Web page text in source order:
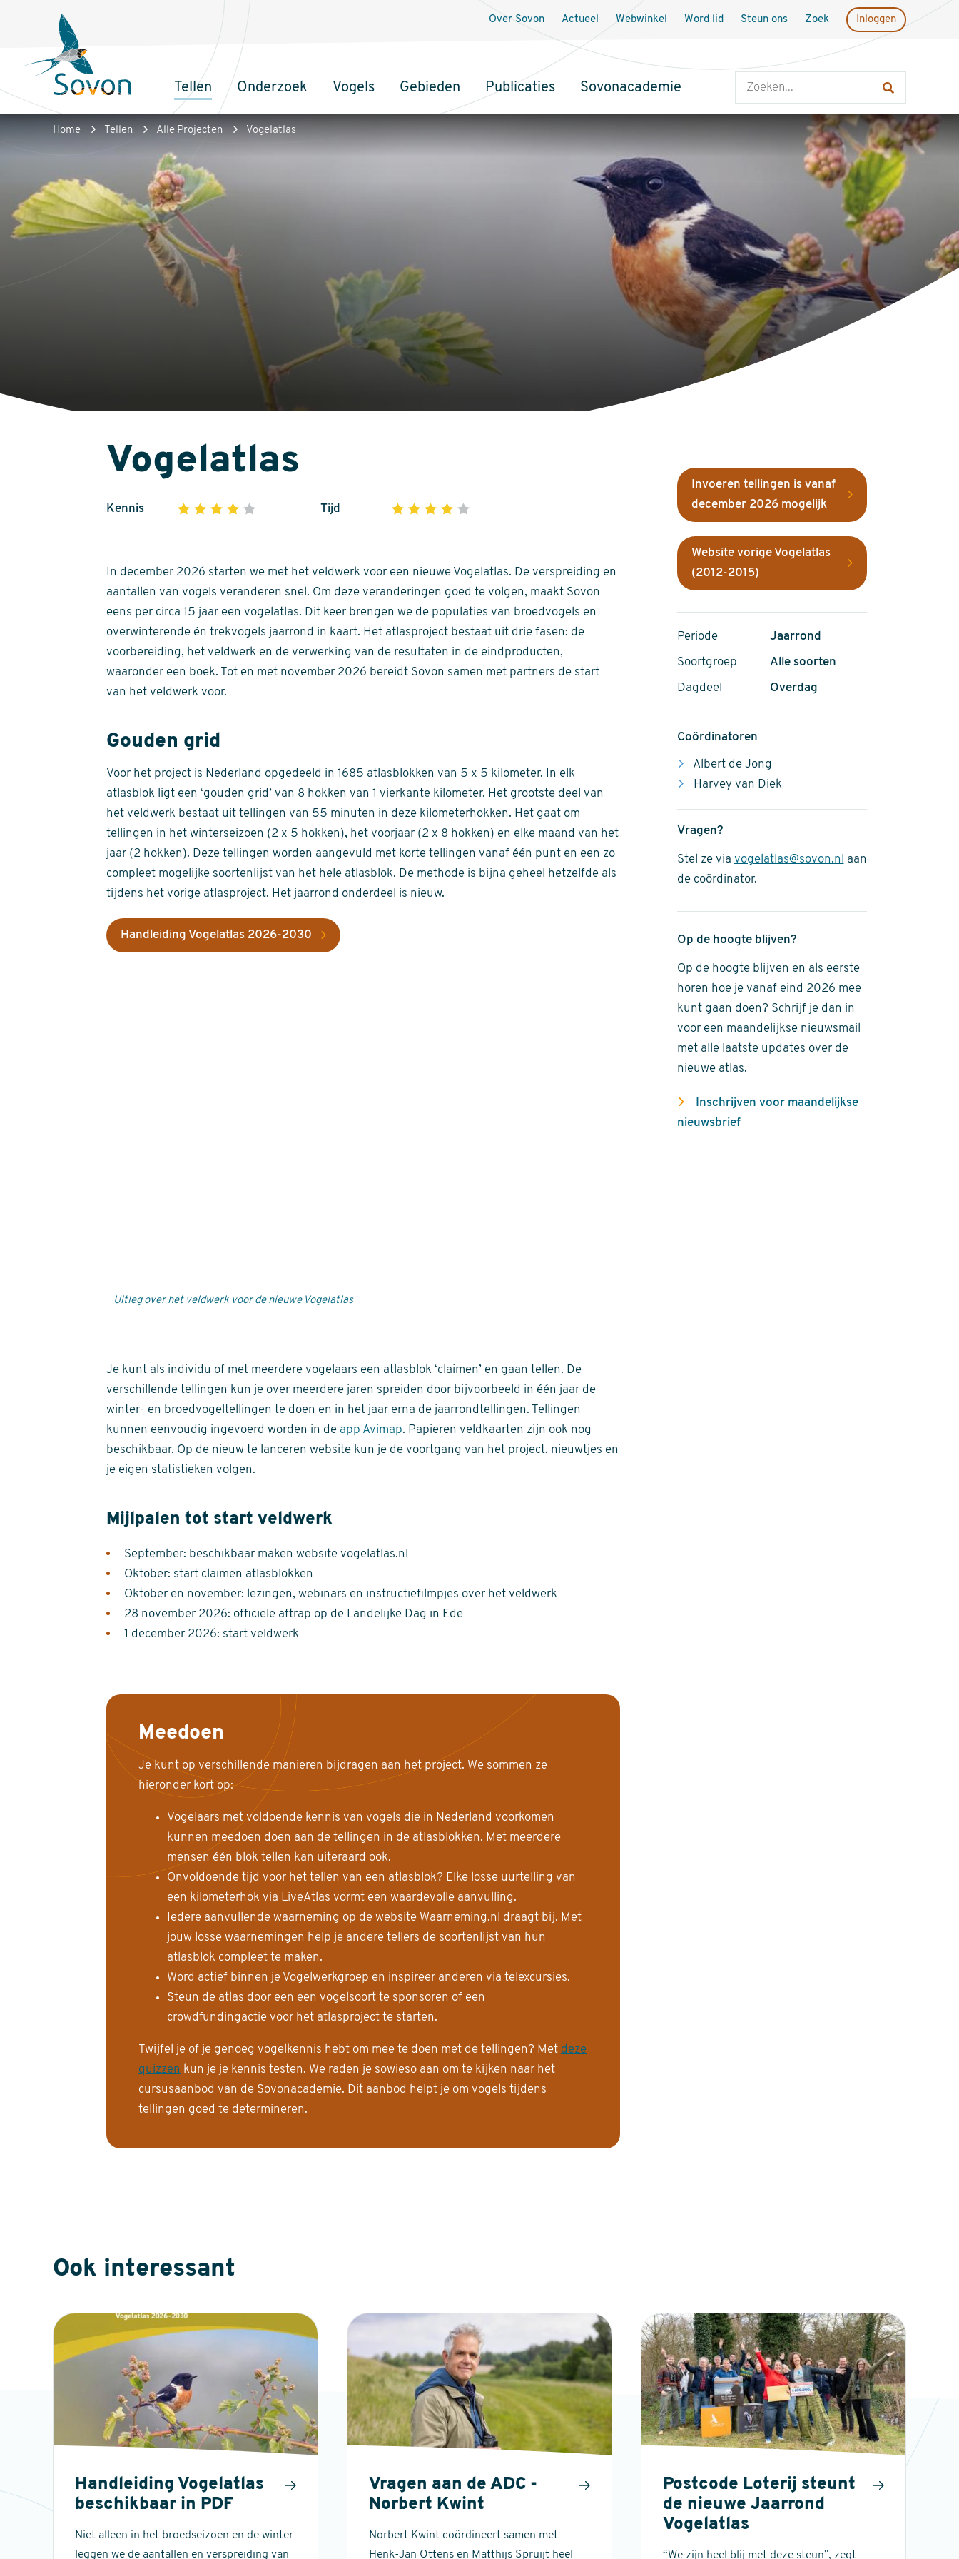
inhoud
Sovon
Homepage
Hoofdnavigatie
Tellen Onderzoek Vogels Gebieden Publicaties Sovonacademie
Over Sovon Actueel Webwinkel Word lid Steun ons Zoek Inloggen
Kruimelpad
Home Tellen Alle Projecten Vogelatlas
Vogelatlas
Kennis 1 2 3 4
of
5
stars
Tijd 1 2 3 4
of
5
stars
In december 2026 starten we met het veldwerk voor een nieuwe Vogelatlas. De verspreiding en
aantallen van vogels veranderen snel. Om deze veranderingen goed te volgen, maakt Sovon
eens per circa 15 jaar een vogelatlas. Dit keer brengen we de populaties van broedvogels en
overwinterende én trekvogels jaarrond in kaart. Het atlasproject bestaat uit drie fasen: de
voorbereiding, het veldwerk en de verwerking van de resultaten in de eindproducten,
waaronder een boek. Tot en met november 2026 bereidt Sovon samen met partners de start
van het veldwerk voor.
Gouden grid
Voor het project is Nederland opgedeeld in 1685 atlasblokken van 5 x 5 kilometer. In elk
atlasblok ligt een ‘gouden grid’ van 8 hokken van 1 vierkante kilometer. Het grootste deel van
het veldwerk bestaat uit tellingen van 55 minuten in deze kilometerhokken. Het gaat om
tellingen in het winterseizoen (2 x 5 hokken), het voorjaar (2 x 8 hokken) en elke maand van het
jaar (2 hokken). Deze tellingen worden aangevuld met korte tellingen vanaf één punt en een zo
compleet mogelijke soortenlijst van het hele atlasblok. De methode is bijna geheel hetzelfde als
tijdens het vorige atlasproject. Het jaarrond onderdeel is nieuw.
Handleiding Vogelatlas 2026-2030
Uitleg over het veldwerk voor de nieuwe Vogelatlas
Je kunt als individu of met meerdere vogelaars een atlasblok ‘claimen’ en gaan tellen. De
verschillende tellingen kun je over meerdere jaren spreiden door bijvoorbeeld in één jaar de
winter- en broedvogeltellingen te doen en in het jaar erna de jaarrondtellingen. Tellingen
kunnen eenvoudig ingevoerd worden in de app Avimap. Papieren veldkaarten zijn ook nog
beschikbaar. Op de nieuw te lanceren website kun je de voortgang van het project, nieuwtjes en
je eigen statistieken volgen.
Mijlpalen tot start veldwerk
September: beschikbaar maken website vogelatlas.nl
Oktober: start claimen atlasblokken
Oktober en november: lezingen, webinars en instructiefilmpjes over het veldwerk
28 november 2026: officiële aftrap op de Landelijke Dag in Ede
1 december 2026: start veldwerk
Meedoen
Je kunt op verschillende manieren bijdragen aan het project. We sommen ze
hieronder kort op:
Vogelaars met voldoende kennis van vogels die in Nederland voorkomen
kunnen meedoen doen aan de tellingen in de atlasblokken. Met meerdere
mensen één blok tellen kan uiteraard ook.
Onvoldoende tijd voor het tellen van een atlasblok? Elke losse uurtelling van
een kilometerhok via LiveAtlas vormt een waardevolle aanvulling.
Iedere aanvullende waarneming op de website Waarneming.nl draagt bij. Met
jouw losse waarnemingen help je andere tellers de soortenlijst van hun
atlasblok compleet te maken.
Word actief binnen je Vogelwerkgroep en inspireer anderen via telexcursies.
Steun de atlas door een een vogelsoort te sponsoren of een
crowdfundingactie voor het atlasproject te starten.
Twijfel je of je genoeg vogelkennis hebt om mee te doen met de tellingen? Met deze
quizzen kun je je kennis testen. We raden je sowieso aan om te kijken naar het
cursusaanbod van de Sovonacademie. Dit aanbod helpt je om vogels tijdens
tellingen goed te determineren.
Invoeren tellingen is vanaf
december 2026 mogelijk
Website vorige Vogelatlas
(2012-2015)
Periode Jaarrond
Soortgroep Alle soorten
Dagdeel Overdag
Coördinatoren
Albert de Jong
Harvey van Diek
Vragen?
Stel ze via vogelatlas@sovon.nl
aan
de coördinator.
Op de hoogte blijven?
Op de hoogte blijven en als eerste
horen hoe je vanaf eind 2026 mee
kunt gaan doen? Schrijf je dan in
voor een maandelijkse nieuwsmail
met alle laatste updates over de
nieuwe atlas.
Inschrijven voor maandelijkse
nieuwsbrief
Ook interessant
Handleiding Vogelatlas
beschikbaar in PDF
Niet alleen in het broedseizoen en de winter
leggen we de aantallen en verspreiding van
Vragen aan de ADC -
Norbert Kwint
Norbert Kwint coördineert samen met
Henk-Jan Ottens en Matthijs Spruijt heel
Postcode Loterij steunt
de nieuwe Jaarrond
Vogelatlas
“We zijn heel blij met deze steun”, zegt